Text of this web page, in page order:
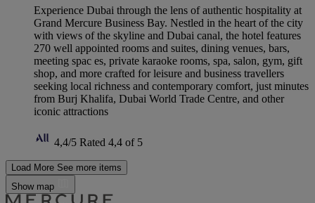
Experience Dubai through the lens of authentic hospitality at
Grand Mercure Business Bay. Nestled in the heart of the city
with views of the skyline and Dubai canal, the hotel features
270 well appointed rooms and suites, dining venues, bars,
meeting spac es, private karaoke rooms, spa, salon, gym, gift
shop, and more crafted for leisure and business travellers
seeking local richness and contemporary comfort, just minutes
from Burj Khalifa, Dubai World Trade Centre, and other
iconic attractions
4,4/5 Rated 4,4 of 5
Load More See more items
Show map